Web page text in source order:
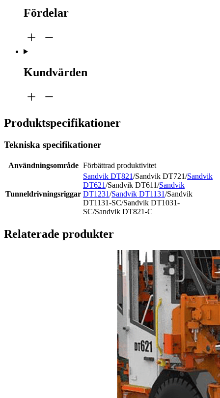
Fördelar
Kundvärden
Produktspecifikationer
Tekniska specifikationer
Användningsområde Förbättrad produktivitet
Tunneldrivningsriggar
Sandvik DT821/Sandvik DT721/Sandvik
DT621/Sandvik DT611/Sandvik
DT1231/Sandvik DT1131/Sandvik
DT1131-SC/Sandvik DT1031-
SC/Sandvik DT821-C
Relaterade produkter